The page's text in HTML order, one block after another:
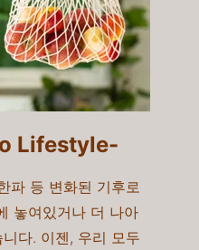
Lifestyle-​
파 등 변화된 기후로
놓여있거나 더 나아
다. 이젠, 우리 모두